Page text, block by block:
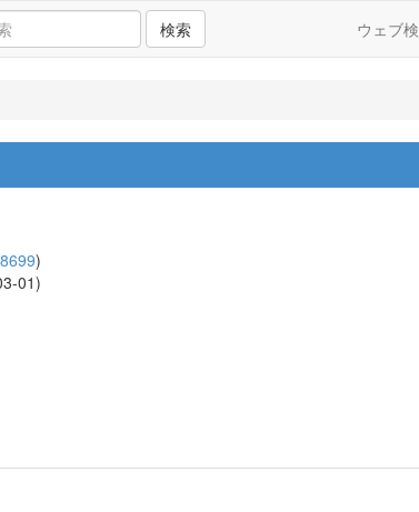
検索 ウェブ
)
01)